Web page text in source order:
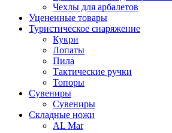
Чехлы для арбалетов
Уцененные товары
Туристическое снаряжение
Кукри
Лопаты
Пила
Тактические ручки
Топоры
Сувениры
Сувениры
Складные ножи
AL Mar